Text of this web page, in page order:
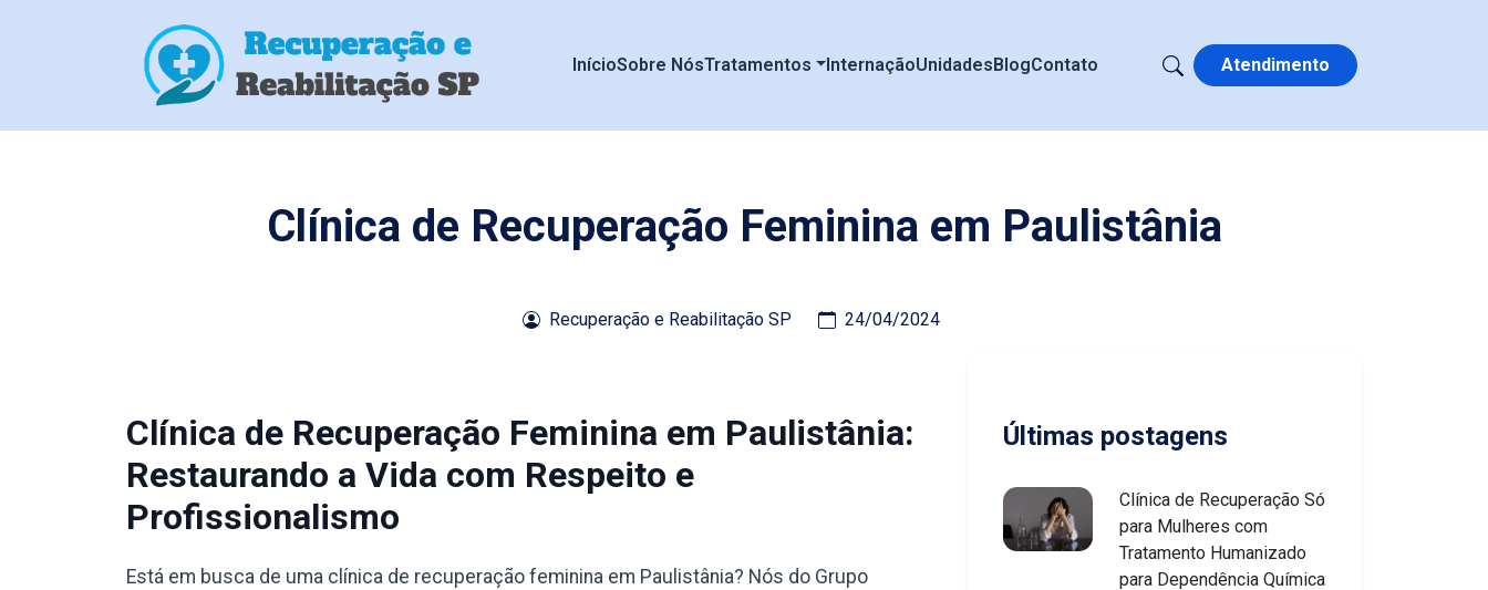
InícioSobre NósTratamentos InternaçãoUnidadesBlogContato Atendimento
Clínica de Recuperação Feminina em Paulistânia
Recuperação e Reabilitação SP 24/04/2024
Clínica de Recuperação Feminina em Paulistânia:
Restaurando a Vida com Respeito e
Profissionalismo
Está em busca de uma clínica de recuperação feminina em Paulistânia? Nós do Grupo
Últimas postagens
Clínica de Recuperação Só
para Mulheres com
Tratamento Humanizado
para Dependência Química